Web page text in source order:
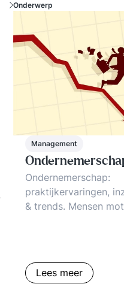
Onderwerp
Management
Ondernemerschap:
praktijkervaringen,
& trends. Mensen
Lees meer